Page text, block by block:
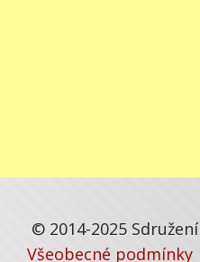
© 2014-2025
Všeobecné podmínky